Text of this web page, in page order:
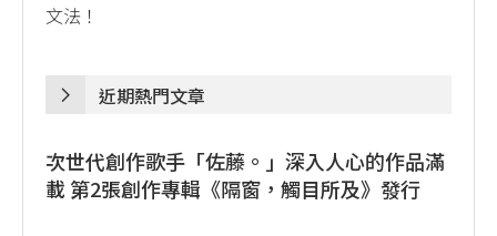
文法！
近期熱門文章
次世代創作歌手「佐藤。」深入人心的作品滿
載 第2張創作專輯《隔窗，觸目所及》發行